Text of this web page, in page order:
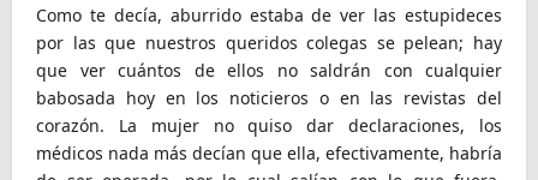
Como te decía, aburrido estaba de ver las estupideces
por las que nuestros queridos colegas se pelean; hay
que ver cuántos de ellos no saldrán con cualquier
babosada hoy en los noticieros o en las revistas del
corazón. La mujer no quiso dar declaraciones, los
médicos nada más decían que ella, efectivamente, habría